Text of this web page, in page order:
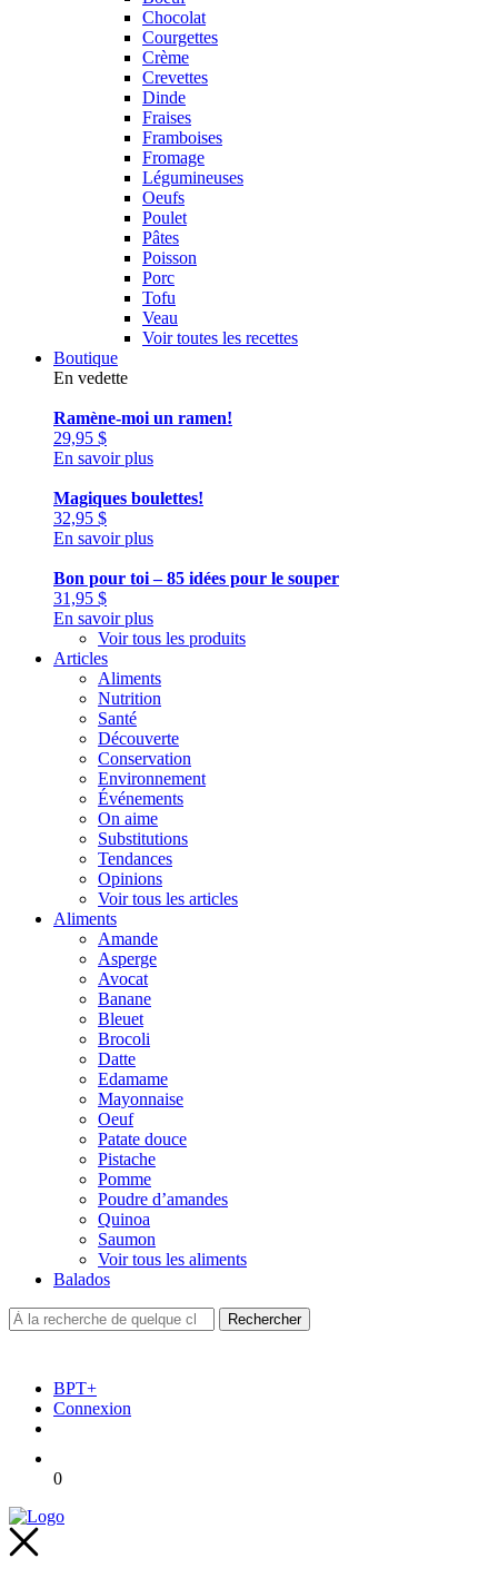
Chocolat
Courgettes
Crème
Crevettes
Dinde
Fraises
Framboises
Fromage
Légumineuses
Oeufs
Poulet
Pâtes
Poisson
Porc
Tofu
Veau
Voir toutes les recettes
Boutique
En vedette
Ramène-moi un ramen!
29,95 $
En savoir plus
Magiques boulettes!
32,95 $
En savoir plus
Bon pour toi – 85 idées pour le souper
31,95 $
En savoir plus
Voir tous les produits
Articles
Aliments
Nutrition
Santé
Découverte
Conservation
Environnement
Événements
On aime
Substitutions
Tendances
Opinions
Voir tous les articles
Aliments
Amande
Asperge
Avocat
Banane
Bleuet
Brocoli
Datte
Edamame
Mayonnaise
Oeuf
Patate douce
Pistache
Pomme
Poudre d’amandes
Quinoa
Saumon
Voir tous les aliments
Balados
BPT+
Connexion
0